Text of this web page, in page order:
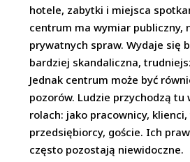
hotele, zabytki i miejsca
centrum ma wymiar publiczny,
prywatnych spraw. Wydaje się
bardziej skandaliczna,
Jednak centrum może być
pozorów. Ludzie przychodzą tu
rolach: jako pracownicy,
przedsiębiorcy, goście. Ich
często pozostają niewidoczne.